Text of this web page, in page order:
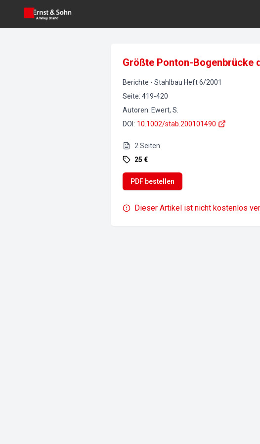
Größte Ponton-Bogenbrücke
Berichte - Stahlbau Heft6/2001
Seite: 419-420
Autoren: Ewert, S.
DOI : 10.1002/stab.200101490
2 Seiten
25 €
PDF bestellen
Dieser Artikel ist nicht kostenlos